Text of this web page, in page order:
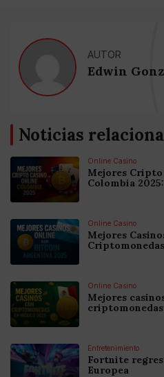
AUTOR
Edwin
Noticias
Online Casino
Mejores Cripto
Colombia
Online Casino
Mejores
Online Casino
Mejores
Entretenimiento
Fortnite
Europea